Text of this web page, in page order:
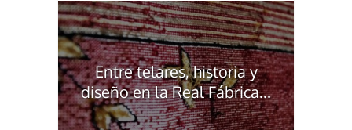
Entre telares, historia y
diseño en la Real Fábrica...